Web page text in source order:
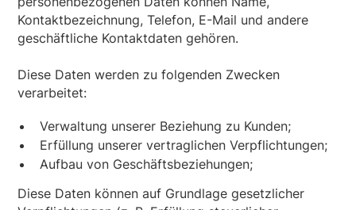
Kontaktbezeichnung, Telefon, E-Mail und andere
geschäftliche Kontaktdaten gehören.
Diese Daten werden zu folgenden Zwecken
verarbeitet:
Verwaltung unserer Beziehung zu Kunden;
Erfüllung unserer vertraglichen Verpflichtungen;
Aufbau von Geschäftsbeziehungen;
Diese Daten können auf Grundlage gesetzlicher